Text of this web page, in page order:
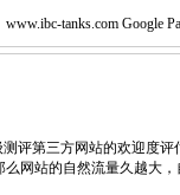
www.ibc-tanks.com Google
评第三方网站的欢迎度
么网站的自然流量久越大